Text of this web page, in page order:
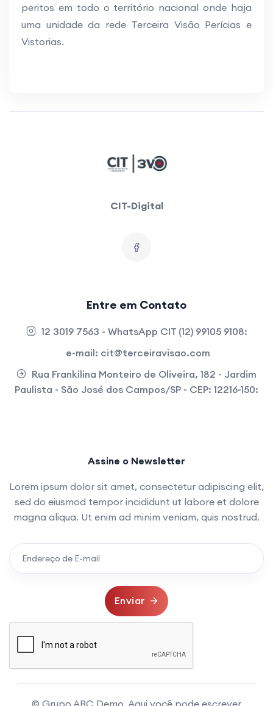
peritos em todo o território nacional onde haja
uma unidade da rede Terceira Visão Perícias e
Vistorias.
CIT-Digital
Entre em Contato
12 3019 7563 - WhatsApp CIT (12) 99105 9108:
e-mail: cit@terceiravisao.com
Rua Frankilina Monteiro de Oliveira, 182 - Jardim
Paulista - São José dos Campos/SP - CEP: 12216-150:
Assine o Newsletter
Lorem ipsum dolor sit amet, consectetur adipiscing elit,
sed do eiusmod tempor incididunt ut labore et dolore
magna aliqua. Ut enim ad minim veniam, quis nostrud.
Enviar